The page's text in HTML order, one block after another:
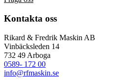
Kontakta oss
Rikard & Fredrik Maskin AB
Vinbäcksleden 14
732 49 Arboga
0589- 172 00
info@rfmaskin.se